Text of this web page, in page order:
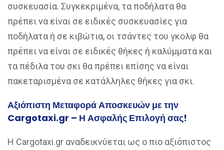
συσκευασία. Συγκεκριμένα, τα ποδήλατα θα
πρέπει να είναι σε ειδικές συσκευασίες για
ποδήλατα ή σε κιβώτια, οι τσάντες του γκολφ θα
πρέπει να είναι σε ειδικές θήκες ή καλύμματα και
τα πέδιλα του σκι θα πρέπει επίσης να είναι
πακεταρισμένα σε κατάλληλες θήκες για σκι.
Αξιόπιστη Μεταφορά Αποσκευών με την
Cargotaxi.gr – Η Ασφαλής Επιλογή σας!
Η Cargotaxi.gr αναδεικνύεται ως ο πιο αξιόπιστος